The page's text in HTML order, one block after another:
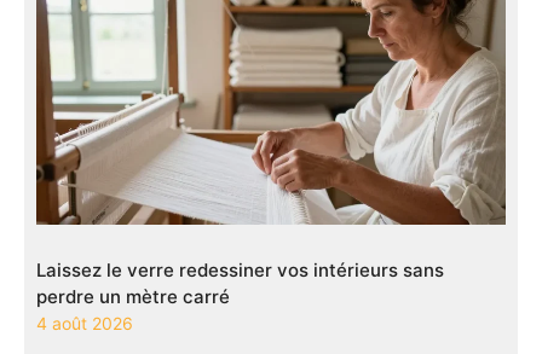
Laissez le verre redessiner vos intérieurs sans
perdre un mètre carré
4 août 2026